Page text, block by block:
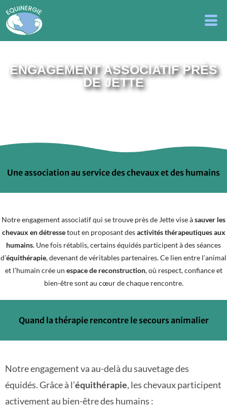
ENGAGEMENT ASSOCIATIF PRÈS
DE JETTE
Une association au service des chevaux et des humains
Notre engagement associatif qui se trouve près de Jette vise àsauver les
chevaux en détressetout en proposant desactivités thérapeutiques aux
humains. Une fois rétablis, certains équidés participent à des séances
d’équithérapie, devenant de véritables partenaires. Ce lien entre l’animal
et l’humain crée un espace de reconstruction, où respect, confiance et
bien-être sont au cœur de chaque rencontre.
Quand la thérapie rencontre le secours animalier
Notre engagement va au-delà du sauvetage des
équidés. Grâce à l’équithérapie, les chevaux participent
activement au bien-être des humains :